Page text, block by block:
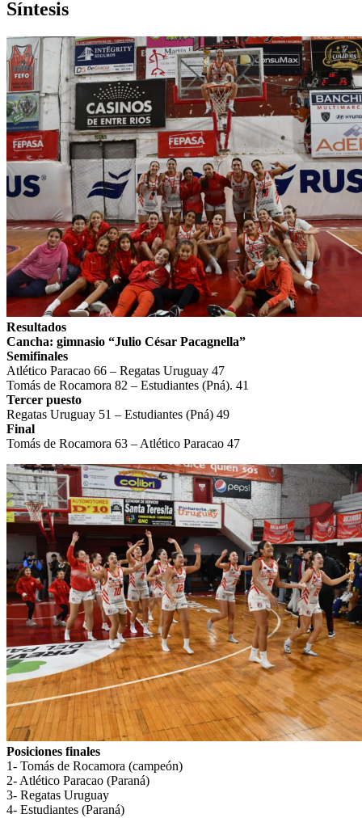
Síntesis
Resultados
Cancha: gimnasio “Julio César Pacagnella”
Semifinales
Atlético Paracao 66 – Regatas Uruguay 47
Tomás de Rocamora 82 – Estudiantes (Pná). 41
Tercer puesto
Regatas Uruguay 51 – Estudiantes (Pná) 49
Final
Tomás de Rocamora 63 – Atlético Paracao 47
Posiciones finales
1- Tomás de Rocamora (campeón)
2- Atlético Paracao (Paraná)
3- Regatas Uruguay
4- Estudiantes (Paraná)